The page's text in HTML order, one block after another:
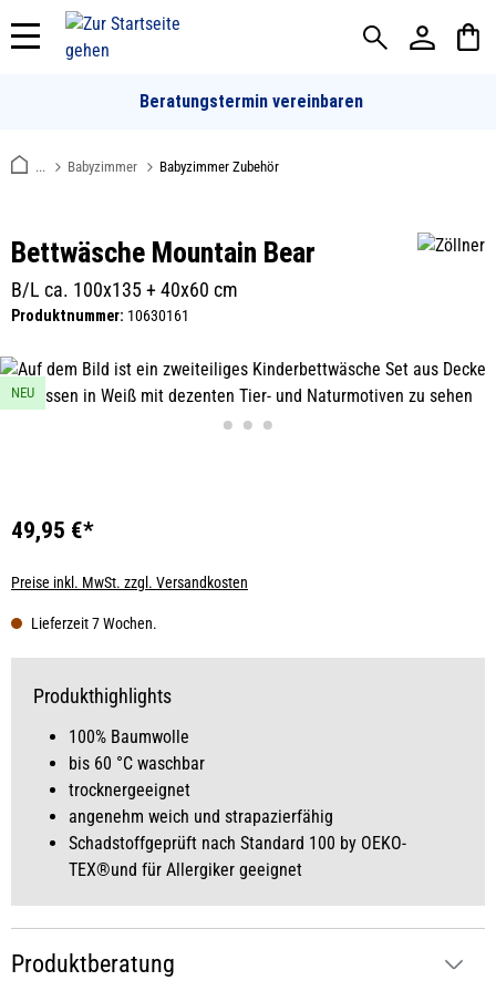
springen
Beratungstermin vereinbaren
... Babyzimmer Babyzimmer Zubehör
Bettwäsche Mountain Bear
B/L ca. 100x135 + 40x60 cm
Produktnummer: 10630161
Bildergalerie überspringen
NEU
Produkthighlights
100% Baumwolle
bis 60 °C waschbar
trocknergeeignet
angenehm weich und strapazierfähig
Schadstoffgeprüft nach Standard 100 by OEKO-
TEX®und für Allergiker geeignet
49,95 €*
Preise inkl. MwSt. zzgl. Versandkosten
Lieferzeit 7 Wochen.
Produktberatung